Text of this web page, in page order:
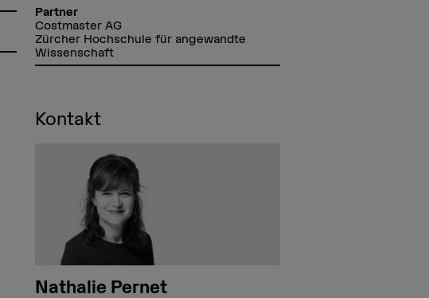
Partner
Costmaster AG
Zürcher Hochschule für angewandte
Wissenschaft
Kontakt
Nathalie Pernet